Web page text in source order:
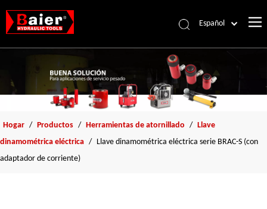
Español
Français
العربية
English
Hogar / Productos / Herramientas de atornillado / Llave
dinamométrica eléctrica / Llave dinamométrica eléctrica serie BRAC-S (con
adaptador de corriente)